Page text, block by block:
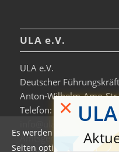
ULA e.V.
ULA e.V.
Deutscher
Anton-Wilhelm-Amo-
Telefon: +49 30-
Amtsgericht
Es werden auf dieser
Seiten optimiert
×